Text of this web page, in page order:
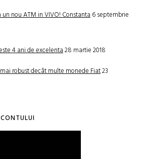
nou ATM in VIVO! Constanta6 septembrie
4 ani de excelenta28 martie 2018
robust decât multe monede Fiat23